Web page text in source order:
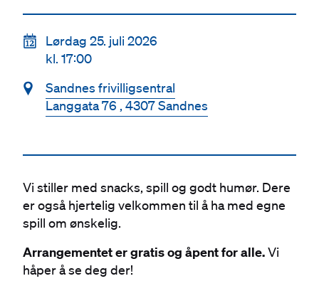
📆
Lørdag 25. juli 2026
kl. 17:00
📍
Sandnes frivilligsentral
Langgata 76 , 4307 Sandnes
Vi stiller med snacks, spill og godt humør. Dere
er også hjertelig velkommen til å ha med egne
spill om ønskelig.
Arrangementet er gratis og åpent for alle.Vi
håper å se deg der!